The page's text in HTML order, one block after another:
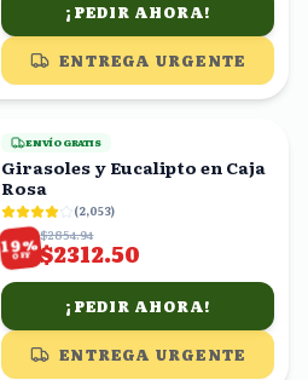
¡PEDIR AHORA!
ENTREGA URGENTE
ENVÍO GRATIS
Girasoles y Eucalipto en Caja
Rosa
(2,053)
19%
OFF
$2854.94
$2312.50
¡PEDIR AHORA!
ENTREGA URGENTE